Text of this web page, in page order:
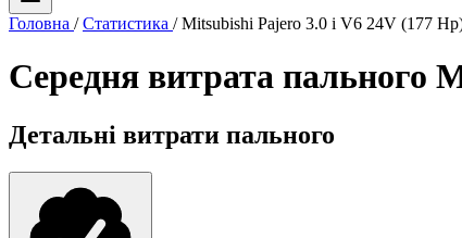
Головна / Статистика / Mitsubishi Pajero 3.0 i V6 24V (177
Середня витрата пального
Детальні витрати пального